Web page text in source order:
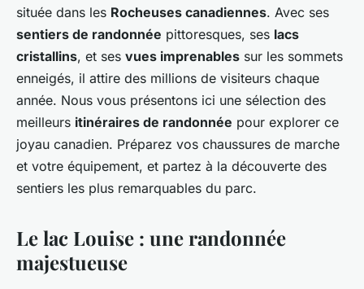
située dans les Rocheuses canadiennes. Avec ses
sentiers de randonnée pittoresques, ses lacs
cristallins, et ses vues imprenables sur les sommets
enneigés, il attire des millions de visiteurs chaque
année. Nous vous présentons ici une sélection des
meilleurs itinéraires de randonnée pour explorer ce
joyau canadien. Préparez vos chaussures de marche
et votre équipement, et partez à la découverte des
sentiers les plus remarquables du parc.
Le lac Louise : une randonnée
majestueuse